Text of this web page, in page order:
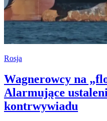
Rosja
Wagnerowcy na
Alarmujące
kontrwywiadu